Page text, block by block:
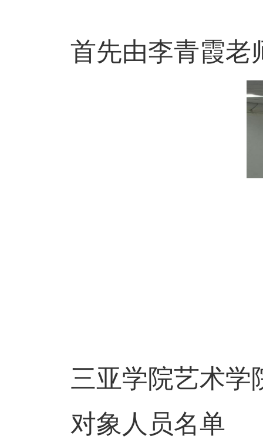
首先由李青霞老
三亚学院艺术学
对象人员名单